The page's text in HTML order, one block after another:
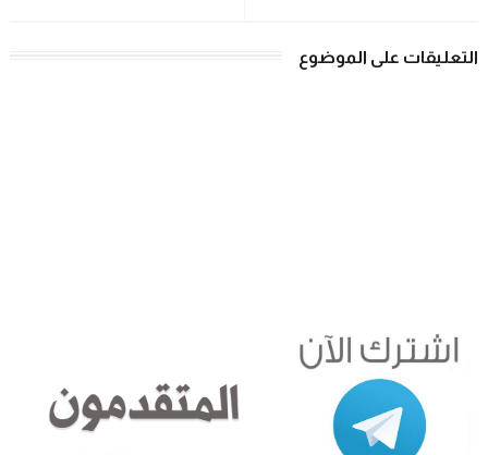
التعليقات على الموضوع